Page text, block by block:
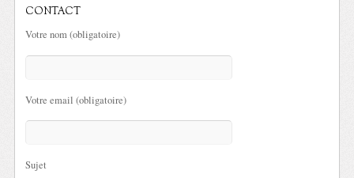
CONTACT
Votre nom (obligatoire)
Votre email (obligatoire)
Sujet